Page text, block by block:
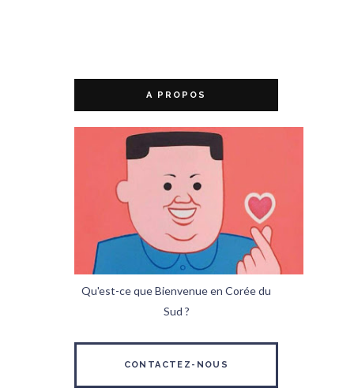
A PROPOS
Qu'est-ce que Bienvenue en Corée du
Sud ?
CONTACTEZ-NOUS